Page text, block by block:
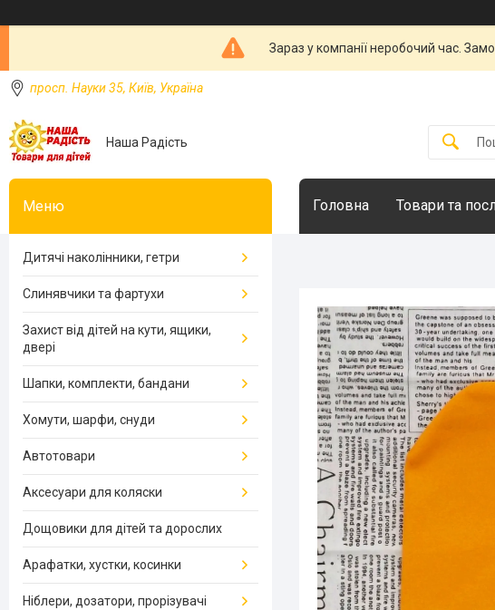
Зараз у компанії неробочий час.
просп. Науки 35, Київ, Україна
Наша Радість
Головна Товари та
Дитячі наколінники, гетри
Слинявчики та фартухи
Захист від дітей на кути, ящики,
двері
Шапки, комплекти, бандани
Хомути, шарфи, снуди
Автотовари
Аксесуари для коляски
Дощовики для дітей та дорослих
Арафатки, хустки, косинки
Ніблери, дозатори, прорізувачі